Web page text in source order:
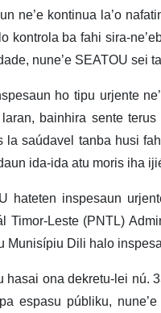
ne’e kontinua la’o
kontrola ba fahi sira-
nune’e SEATOU sei
ho tipu urjente
bainhira sente
la saúdavel tanba husi
ida-ida atu moris iha
hateten inspesaun
Timor-Leste (PNTL)
Munisípiu Dili halo
hasai ona dekretu-lei nú.
espasu públiku,